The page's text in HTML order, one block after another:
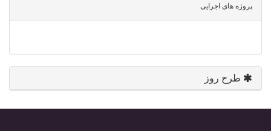
پروژه های اجرایی
طرح روز